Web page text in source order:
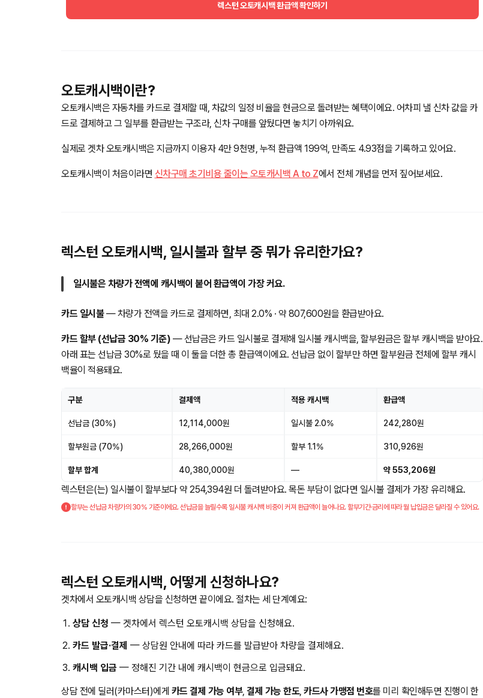
렉스턴 오토캐시백 환급액 확인하기
오토캐시백이란?
오토캐시백은 자동차를 카드로 결제할 때, 차값의 일정 비율을 현금으로 돌려받는 혜택이에요. 어차피 낼 신차 값을 카
드로 결제하고 그 일부를 환급받는 구조라, 신차 구매를 앞뒀다면 놓치기 아까워요.
실제로 겟차 오토캐시백은 지금까지 이용자 4만 9천명, 누적 환급액 199억, 만족도 4.93점을 기록하고 있어요.
오토캐시백이 처음이라면 신차구매 초기비용 줄이는 오토캐시백 A to Z에서 전체 개념을 먼저 짚어보세요.
렉스턴 오토캐시백, 일시불과 할부 중 뭐가 유리한가요?
일시불은 차량가 전액에 캐시백이 붙어 환급액이 가장 커요.
카드 일시불— 차량가 전액을 카드로 결제하면, 최대 2.0% · 약 807,600원을 환급받아요.
카드 할부 (선납금 30% 기준) — 선납금은 카드 일시불로 결제해 일시불 캐시백을, 할부원금은 할부 캐시백을 받아요.
아래 표는 선납금 30%로 뒀을 때 이 둘을 더한 총 환급액이에요. 선납금 없이 할부만 하면 할부원금 전체에 할부 캐시
백율이 적용돼요.
구분 결제액 적용 캐시백 환급액
선납금 (30%) 12,114,000원 일시불 2.0% 242,280원
할부원금 (70%) 28,266,000원 할부 1.1% 310,926원
할부 합계 40,380,000원 — 약 553,206원
렉스턴은(는) 일시불이 할부보다 약 254,394원 더 돌려받아요. 목돈 부담이 없다면 일시불 결제가 가장 유리해요.
할부는 선납금 차량가의 30% 기준이에요. 선납금을 늘릴수록 일시불 캐시백 비중이 커져 환급액이 늘어나요. 할부기간·금리에 따라 월 납입금은 달라질 수 있어요.
렉스턴 오토캐시백, 어떻게 신청하나요?
겟차에서 오토캐시백 상담을 신청하면 끝이에요. 절차는 세 단계예요:
상담 신청 — 겟차에서 렉스턴 오토캐시백 상담을 신청해요.
카드 발급·결제 — 상담원 안내에 따라 카드를 발급받아 차량을 결제해요.
캐시백 입금 — 정해진 기간 내에 캐시백이 현금으로 입금돼요.
상담 전에 딜러(카마스터)에게 카드 결제 가능 여부, 결제 가능 한도, 카드사 가맹점 번호를 미리 확인해두면 진행이 한